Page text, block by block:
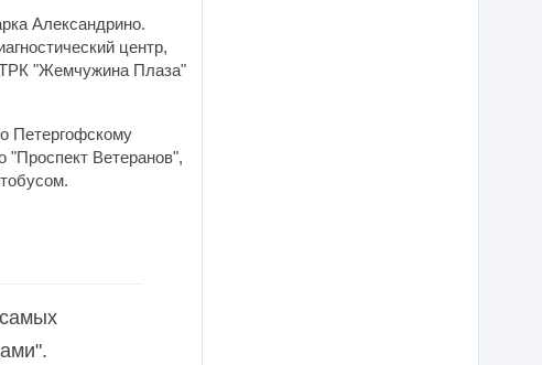
Александрино.
центр,
ТРК "Жемчужина Плаза"
Петергофскому
"Проспект Ветеранов",